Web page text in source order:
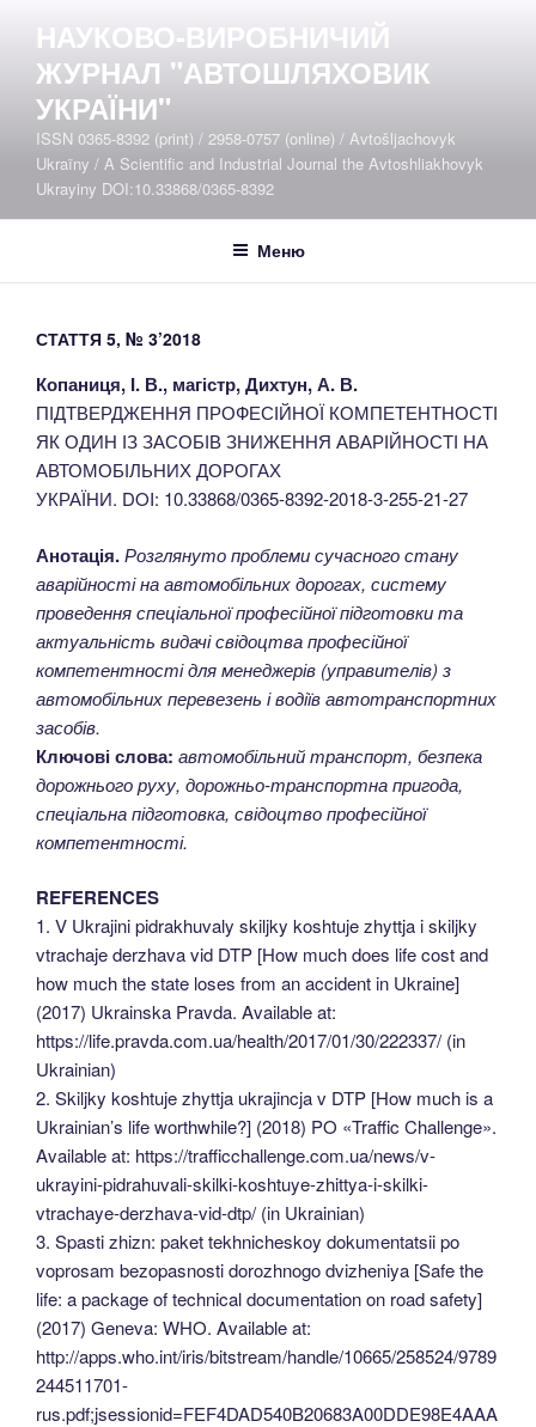
вмісту
НАУКОВО-ВИРОБНИЧИЙ
ЖУРНАЛ "АВТОШЛЯХОВИК
УКРАЇНИ"
ISSN 0365-8392 (print) / 2958-0757 (online) / Avtošljachovyk
Ukraïny / A Scientific and Industrial Journal the Avtoshliakhovyk
Ukrayiny DOI:10.33868/0365-8392
Меню
СТАТТЯ 5, № 3’2018
Копаниця, І. В., магістр, Дихтун, А. В.
ПІДТВЕРДЖЕННЯ ПРОФЕСІЙНОЇ КОМПЕТЕНТНОСТІ
ЯК ОДИН ІЗ ЗАСОБІВ ЗНИЖЕННЯ АВАРІЙНОСТІ НА
АВТОМОБІЛЬНИХ ДОРОГАХ
УКРАЇНИ. DOI: 10.33868/0365-8392-2018-3-255-21-27
Анотація.Розглянуто проблеми сучасного стану
аварійності на автомобільних дорогах, систему
проведення спеціальної професійної підготовки та
актуальність видачі свідоцтва професійної
компетентності для менеджерів (управителів) з
автомобільних перевезень і водіїв автотранспортних
засобів.
Ключові слова: автомобільний транспорт, безпека
дорожнього руху, дорожньо-транспортна пригода,
спеціальна підготовка, свідоцтво професійної
компетентності.
REFERENCES
1. V Ukrajini pidrakhuvaly skiljky koshtuje zhyttja i skiljky
vtrachaje derzhava vid DTP [How much does life cost and
how much the state loses from an accident in Ukraine]
(2017) Ukrainska Pravda. Available at:
https://life.pravda.com.ua/health/2017/01/30/222337/ (in
Ukrainian)
2. Skiljky koshtuje zhyttja ukrajincja v DTP [How much is a
Ukrainian’s life worthwhile?] (2018) PO «Traffic Challenge».
Available at: https://trafficchallenge.com.ua/news/v-
ukrayini-pidrahuvali-skilki-koshtuye-zhittya-i-skilki-
vtrachaye-derzhava-vid-dtp/ (in Ukrainian)
3. Spasti zhizn: paket tekhnicheskoy dokumentatsii po
voprosam bezopasnosti dorozhnogo dvizheniya [Safe the
life: a package of technical documentation on road safety]
(2017) Geneva: WHO. Available at:
http://apps.who.int/iris/bitstream/handle/10665/258524/9789
244511701-
rus.pdf;jsessionid=FEF4DAD540B20683A00DDE98E4AAA